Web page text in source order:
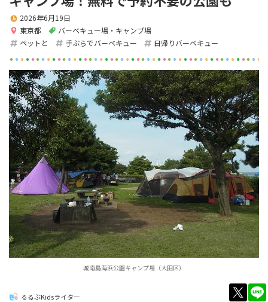
東京都 バーベキュー場・キャンプ場
2026年6月19日
ペットと 手ぶらでバーベキュー 日帰りバーベキュー
城南島海浜公園キャンプ場（大田区）
るるぶKidsライター